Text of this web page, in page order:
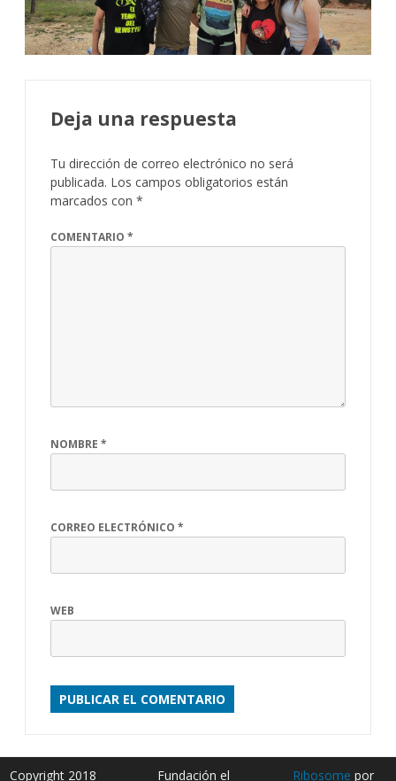
Deja una respuesta
Tu dirección de correo electrónico no será
publicada. Los campos obligatorios están
marcados con *
COMENTARIO *
NOMBRE *
CORREO ELECTRÓNICO *
WEB
Copyright 2018 Fundación el Ribosome por